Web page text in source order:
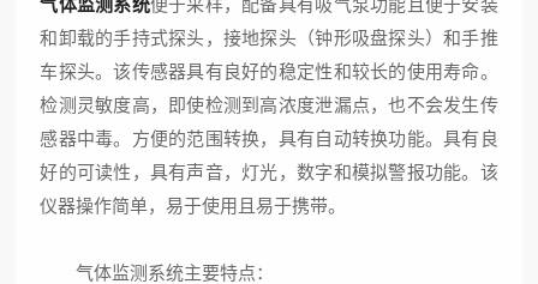
气体监测系统便于采样，配备具有吸气泵功能且便于安装
和卸载的手持式探头，接地探头（钟形吸盘探头）和手推
车探头。该传感器具有良好的稳定性和较长的使用寿命。
检测灵敏度高，即使检测到高浓度泄漏点，也不会发生传
感器中毒。方便的范围转换，具有自动转换功能。具有良
好的可读性，具有声音，灯光，数字和模拟警报功能。该
仪器操作简单，易于使用且易于携带。
气体监测系统主要特点：